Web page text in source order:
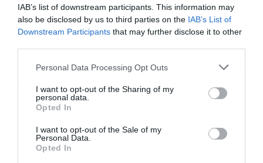
IAB’s list of downstream participants. This information may
also be disclosed by us to third parties on the IAB’s List of
Downstream Participants that may further disclose it to other
Personal Data Processing Opt Outs
I want to opt-out of the Sharing of my
personal data.
Opted In
I want to opt-out of the Sale of my
Personal Data.
Opted In
Η νέα καμπάνια της Protergia: “Για όσους δεν
σταματούν να ονειρεύονται!”
Μυτιληναίος: Πώς η Metlen θα γράψει EBITDA 2
δισ. μεσοπρόθεσμα, live η παρουσίαση στο
Λονδίνο
Metlen: Άλμα εσόδων 31% στο 1,5 δισ. το α’
τρίμηνο